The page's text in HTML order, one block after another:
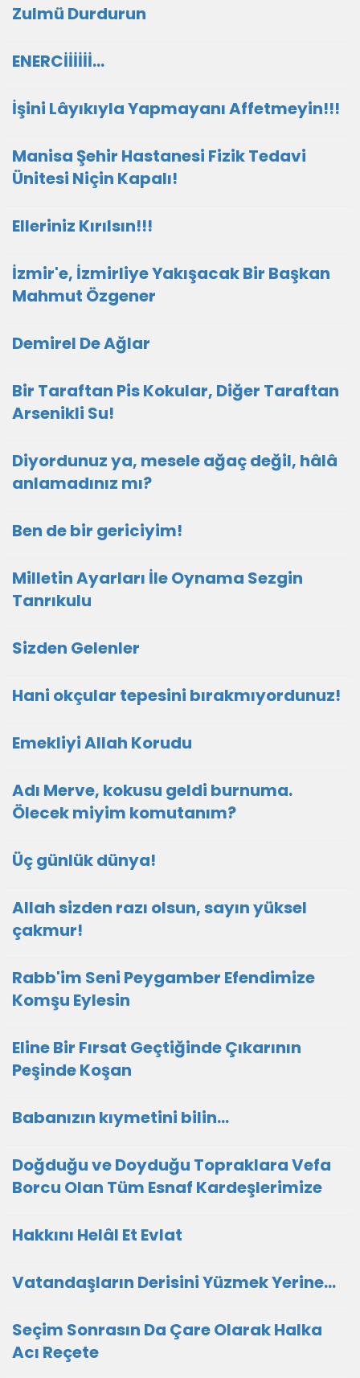
Zulmü Durdurun
ENERCİİİİİİ...
İşini Lâyıkıyla Yapmayanı Affetmeyin!!!
Manisa Şehir Hastanesi Fizik Tedavi
Ünitesi Niçin Kapalı!
Elleriniz Kırılsın!!!
İzmir'e, İzmirliye Yakışacak Bir Başkan
Mahmut Özgener
Demirel De Ağlar
Bir Taraftan Pis Kokular, Diğer Taraftan
Arsenikli Su!
Diyordunuz ya, mesele ağaç değil, hâlâ
anlamadınız mı?
Ben de bir gericiyim!
Milletin Ayarları İle Oynama Sezgin
Tanrıkulu
Sizden Gelenler
Hani okçular tepesini bırakmıyordunuz!
Emekliyi Allah Korudu
Adı Merve, kokusu geldi burnuma.
Ölecek miyim komutanım?
Üç günlük dünya!
Allah sizden razı olsun, sayın yüksel
çakmur!
Rabb'im Seni Peygamber Efendimize
Komşu Eylesin
Eline Bir Fırsat Geçtiğinde Çıkarının
Peşinde Koşan
Babanızın kıymetini bilin...
Doğduğu ve Doyduğu Topraklara Vefa
Borcu Olan Tüm Esnaf Kardeşlerimize
Hakkını Helâl Et Evlat
Vatandaşların Derisini Yüzmek Yerine…
Seçim Sonrasın Da Çare Olarak Halka
Acı Reçete